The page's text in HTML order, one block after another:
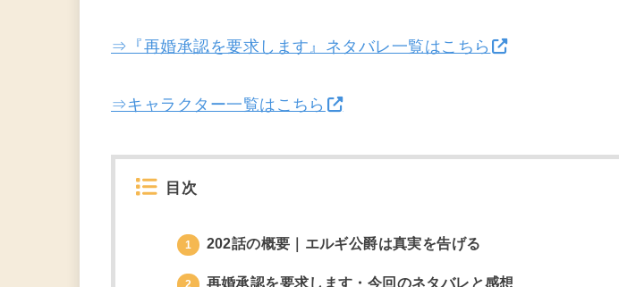
⇒『再婚承認を要求します』ネタバレ一覧はこちら
⇒キャラクター一覧はこちら
目次
1 202話の概要｜エルギ公爵は真実を告げる
2 再婚承認を要求します・今回のネタバレと感想